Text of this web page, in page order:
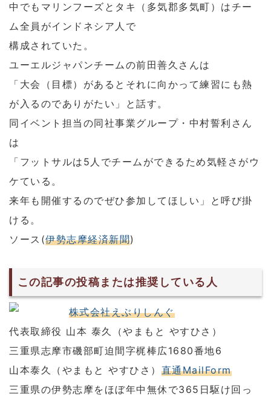
中でもマリンフーズとタキ（多気郡多気町）はチー
ム全員がインドネシア人で
構成されていた。
ユーエルジャパンチームの前田善久さんは
「大会（目標）があるとそれに向かって練習にも熱
が入るのでありがたい」と話す。
同イベント担当の同社事業グループ・中村誓利さん
は
「フットサルは5人でチームができるため気軽さがウ
ケている。
来年も開催するのでぜひ参加してほしい」と呼び掛
ける。
ソース(伊勢志摩経済新聞)
この記事の投稿または推奨している人
株式会社えぶりしんぐ
代表取締役 山本 泰久（やまもと やすひさ）
三重県志摩市磯部町迫間字梶棒広1680番地6
山本泰久（やまもと やすひさ） 直通MailForm
三重県の伊勢志摩をほぼ年中無休で365日駆け回っ